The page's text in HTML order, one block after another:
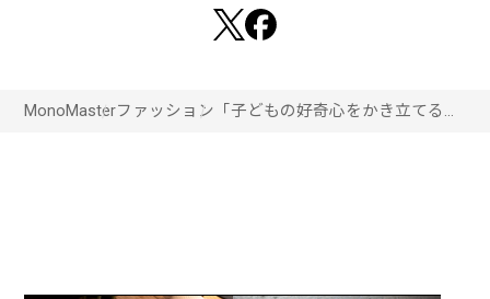
MonoMasterファッション 「子どもの好奇心をかき立てる」